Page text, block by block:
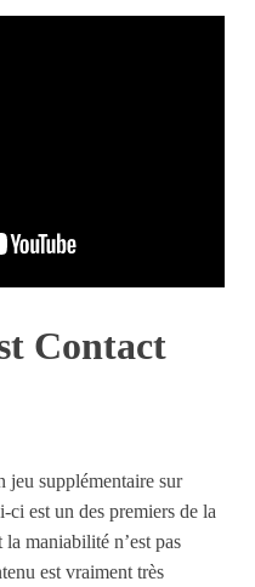
Contact
jeu supplémentaire sur
est un des premiers de la
maniabilité n’est pas
est vraiment très